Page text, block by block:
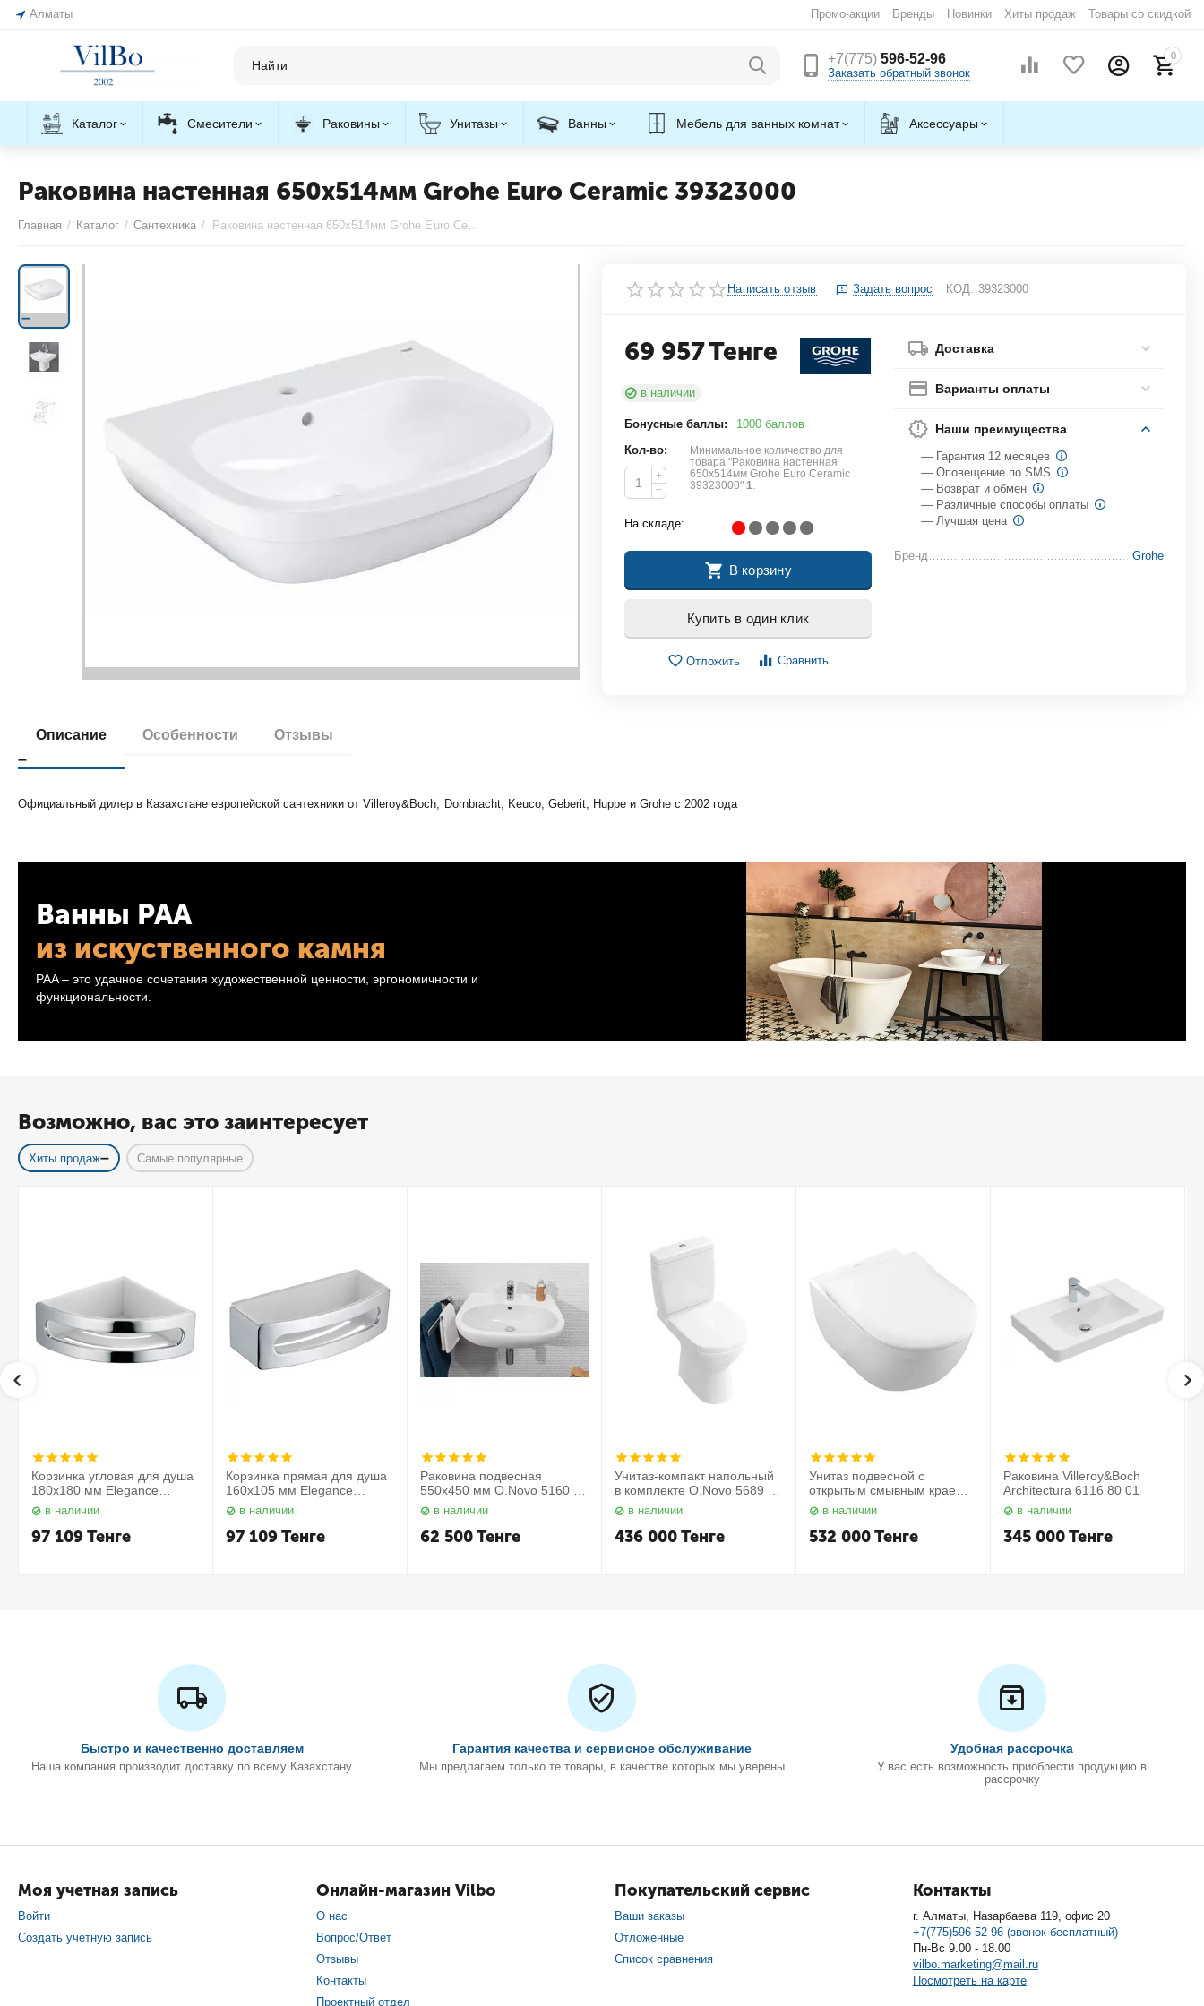
Алматы Промо-акции Бренды Новинки Хиты продаж Товары со скидкой
+7(775)596-52-96
Заказать обратный звонок
0
Каталог Смесители Раковины Унитазы Ванны Мебель для ванных комнат Аксессуары
Раковина настенная 650х514мм Grohe Euro Ceramic 39323000
Главная / Каталог / Сантехника / Раковина настенная 650х514мм Grohe Euro Ceramic 39323000
Написать отзыв Задать вопрос КОД: 39323000
69 957Тенге
в наличии
Бонусные баллы:
1000 баллов
Кол-во:
+
−
Минимальное количество для
товара "Раковина настенная
650х514мм Grohe Euro Ceramic
39323000"1.
На складе:
В корзину
Купить в один клик
Отложить Сравнить
Доставка
Варианты оплаты
Наши преимущества
— Гарантия 12 месяцев
— Оповещение по SMS
— Возврат и обмен
— Различные способы оплаты
— Лучшая цена
Бренд Grohe
Описание Особенности Отзывы
Официальный дилер в Казахстане европейской сантехники от Villeroy&Boch, Dornbracht, Keuco, Geberit, Huppe и Grohe с 2002 года
Ванны PAA
из искуственного камня
PAA – это удачное сочетания художественной ценности, эргономичности и
функциональности.
Возможно, вас это заинтересует
Хиты продаж Самые популярные
Корзинка угловая для душа
180х180 мм Elegance
11657010000 Keuco
в наличии
97 109Тенге
Корзинка прямая для душа
160х105 мм Elegance
11658010000 Keuco
в наличии
97 109Тенге
Раковина подвесная
550х450 мм O.Novo 5160 55
01 Villeroy&Boch
в наличии
62 500Тенге
Унитаз-компакт напольный
в комплекте O.Novo 5689 10
01 Villeroy&Boch
в наличии
436 000Тенге
Унитаз подвесной с
открытым смывным краем в
комплекте с сиденьем
Subway 2.0 5614 R2 01
Villeroy&Boch
в наличии
532 000Тенге
Раковина Villeroy&Boch
Architectura 6116 80 01
в наличии
345 000Тенге
Быстро и качественно доставляем
Наша компания производит доставку по всему Казахстану
Гарантия качества и сервисное обслуживание
Мы предлагаем только те товары, в качестве которых мы уверены
Удобная рассрочка
У вас есть возможность приобрести продукцию в
рассрочку
Моя учетная запись
Войти
Создать учетную запись
Онлайн-магазин Vilbo
О нас
Вопрос/Ответ
Отзывы
Контакты
Проектный отдел
Покупательский сервис
Ваши заказы
Отложенные
Список сравнения
Контакты
г. Алматы, Назарбаева 119, офис 20
+7(775)596-52-96 (звонок бесплатный)
Пн-Вс 9.00 - 18.00
vilbo.marketing@mail.ru
Посмотреть на карте